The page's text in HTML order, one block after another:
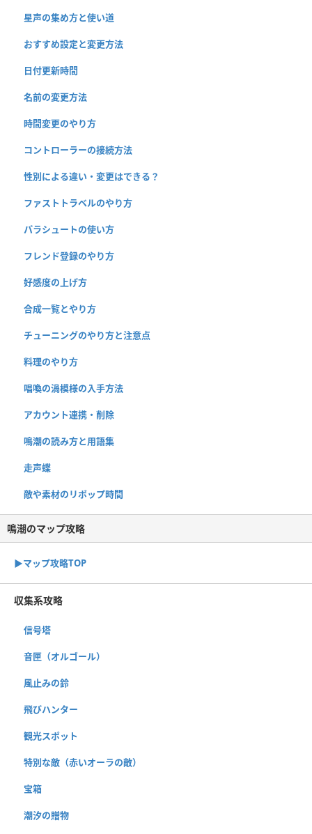
星声の集め方と使い道
おすすめ設定と変更方法
日付更新時間
名前の変更方法
時間変更のやり方
コントローラーの接続方法
性別による違い・変更はできる？
ファストトラベルのやり方
パラシュートの使い方
フレンド登録のやり方
好感度の上げ方
合成一覧とやり方
チューニングのやり方と注意点
料理のやり方
唱喚の渦模様の入手方法
アカウント連携・削除
鳴潮の読み方と用語集
走声蝶
敵や素材のリポップ時間
鳴潮のマップ攻略
▶︎マップ攻略TOP
収集系攻略
信号塔
音匣（オルゴール）
風止みの鈴
飛びハンター
観光スポット
特別な敵（赤いオーラの敵）
宝箱
潮汐の贈物